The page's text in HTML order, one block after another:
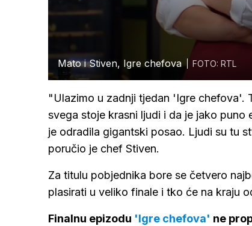
Mato i Stiven, Igre chefova FOTO: RTL
"Ulazimo u zadnji tjedan 'Igre chefova'.
svega stoje krasni ljudi i da je jako
je odradila gigantski posao. Ljudi su tu
poručio je chef Stiven.
Za titulu pobjednika bore se četvero
plasirati u veliko finale i tko će na kraju
Finalnu epizodu 'Igre chefova' ne